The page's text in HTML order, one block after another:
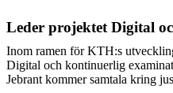
Leder projektet Digital
Inom ramen för KTH:s
Digital och kontinuerlig
Jebrant kommer samtala kring